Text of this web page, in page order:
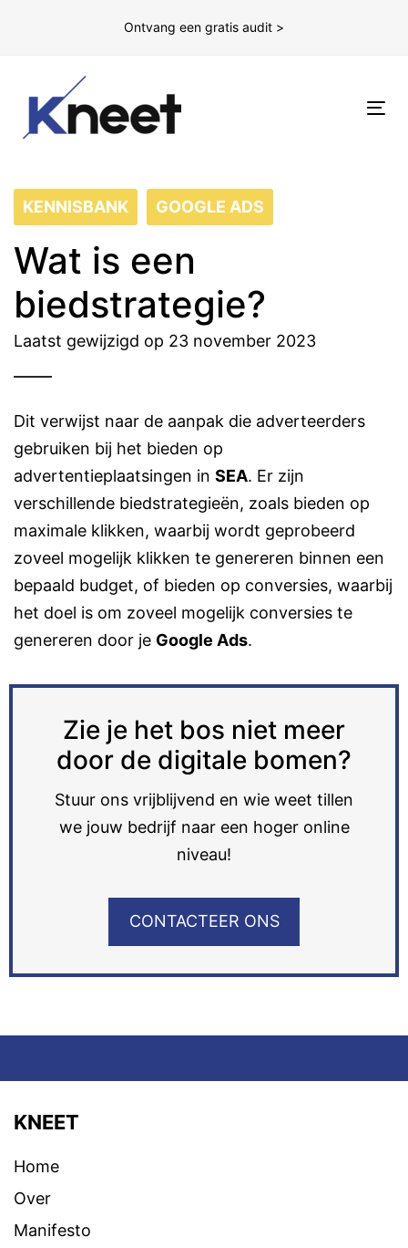
Ontvang een gratis audit >
KENNISBANK GOOGLE ADS
Wat is een
biedstrategie?
Laatst gewijzigd op 23 november 2023
Dit verwijst naar de aanpak die adverteerders
gebruiken bij het bieden op
advertentieplaatsingen in SEA. Er zijn
verschillende biedstrategieën, zoals bieden op
maximale klikken, waarbij wordt geprobeerd
zoveel mogelijk klikken te genereren binnen een
bepaald budget, of bieden op conversies, waarbij
het doel is om zoveel mogelijk conversies te
genereren door je Google Ads.
Zie je het bos niet meer
door de digitale bomen?
Stuur ons vrijblijvend en wie weet tillen
we jouw bedrijf naar een hoger online
niveau!
CONTACTEER ONS
KNEET
Home
Over
Manifesto